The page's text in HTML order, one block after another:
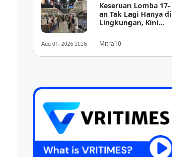
Aug 01, 2026 2026
Keseruan Lomba 17-
an Tak Lagi Hanya di
Lingkungan, Kini
Berbelanja
Mitra10